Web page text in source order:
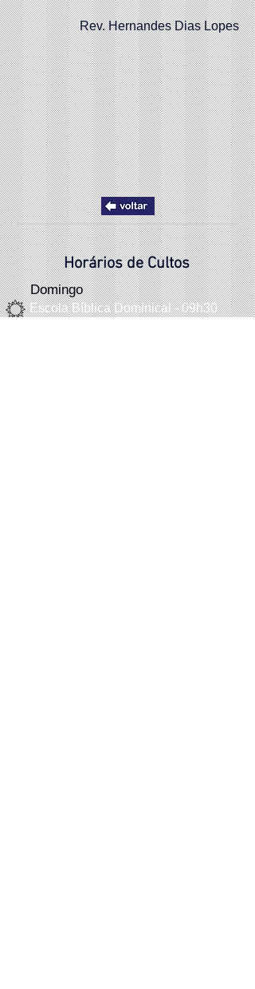
Rev. Hernandes Dias Lopes
Horários de Cultos
Escola Bíblica Dominical - 09h30
Domingo